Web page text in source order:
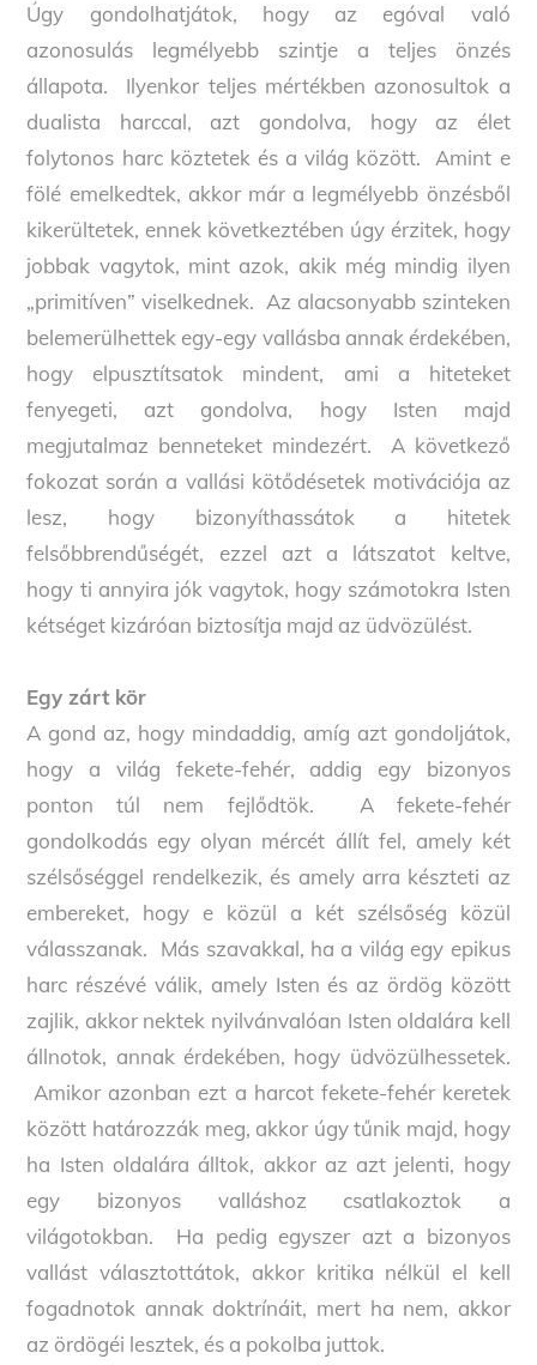
Úgy gondolhatjátok, hogy az egóval való
azonosulás legmélyebb szintje a teljes önzés
állapota. Ilyenkor teljes mértékben azonosultok a
dualista harccal, azt gondolva, hogy az élet
folytonos harc köztetek és a világ között. Amint e
fölé emelkedtek, akkor már a legmélyebb önzésből
kikerültetek, ennek következtében úgy érzitek, hogy
jobbak vagytok, mint azok, akik még mindig ilyen
„primitíven” viselkednek. Az alacsonyabb szinteken
belemerülhettek egy-egy vallásba annak érdekében,
hogy elpusztítsatok mindent, ami a hiteteket
fenyegeti, azt gondolva, hogy Isten majd
megjutalmaz benneteket mindezért. A következő
fokozat során a vallási kötődésetek motivációja az
lesz, hogy bizonyíthassátok a hitetek
felsőbbrendűségét, ezzel azt a látszatot keltve,
hogy ti annyira jók vagytok, hogy számotokra Isten
kétséget kizáróan biztosítja majd az üdvözülést.
Egy zárt kör
A gond az, hogy mindaddig, amíg azt gondoljátok,
hogy a világ fekete-fehér, addig egy bizonyos
ponton túl nem fejlődtök. A fekete-fehér
gondolkodás egy olyan mércét állít fel, amely két
szélsőséggel rendelkezik, és amely arra készteti az
embereket, hogy e közül a két szélsőség közül
válasszanak. Más szavakkal, ha a világ egy epikus
harc részévé válik, amely Isten és az ördög között
zajlik, akkor nektek nyilvánvalóan Isten oldalára kell
állnotok, annak érdekében, hogy üdvözülhessetek.
Amikor azonban ezt a harcot fekete-fehér keretek
között határozzák meg, akkor úgy tűnik majd, hogy
ha Isten oldalára álltok, akkor az azt jelenti, hogy
egy bizonyos valláshoz csatlakoztok a
világotokban. Ha pedig egyszer azt a bizonyos
vallást választottátok, akkor kritika nélkül el kell
fogadnotok annak doktrínáit, mert ha nem, akkor
az ördögéi lesztek, és a pokolba juttok.